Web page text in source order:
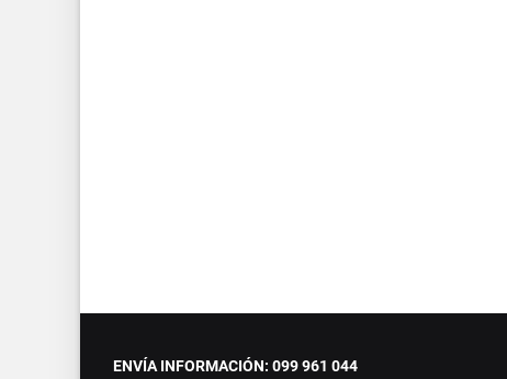
ENVÍA INFORMACIÓN: 099 961 044